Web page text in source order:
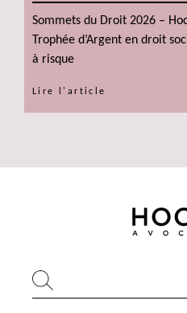
Sommets du Droit 2026 –
Trophée d’Argent en droit
à risque
Lire l'article